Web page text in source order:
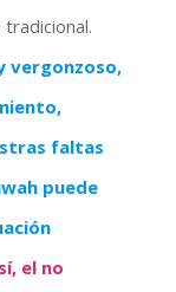
vergonzoso,
faltas
puede
el no